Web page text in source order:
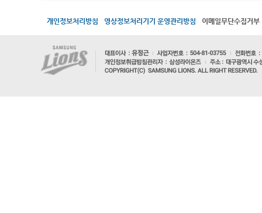
개인정보처리방침 영상정보처리기기 운영관리방침 이메일무단수집거부